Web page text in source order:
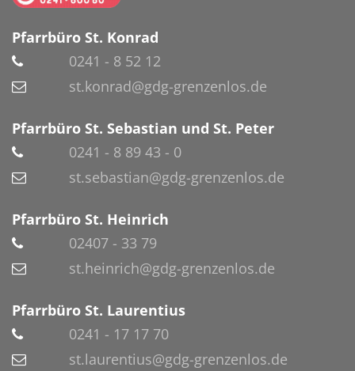
Pfarrbüro St. Konrad
0241 - 8 52 12
st.konrad@gdg-grenzenlos.de
Pfarrbüro St. Sebastian und St. Peter
0241 - 8 89 43 - 0
st.sebastian@gdg-grenzenlos.de
Pfarrbüro St. Heinrich
02407 - 33 79
st.heinrich@gdg-grenzenlos.de
Pfarrbüro St. Laurentius
0241 - 17 17 70
st.laurentius@gdg-grenzenlos.de